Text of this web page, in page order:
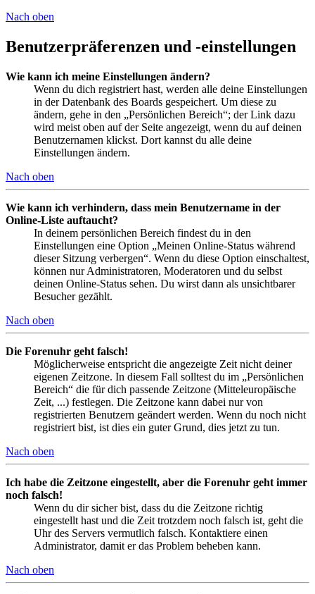
Nach oben
Benutzerpräferenzen und -einstellungen
Wie kann ich meine Einstellungen ändern?
Wenn du dich registriert hast, werden alle deine Einstellungen
in der Datenbank des Boards gespeichert. Um diese zu
ändern, gehe in den „Persönlichen Bereich“; der Link dazu
wird meist oben auf der Seite angezeigt, wenn du auf deinen
Benutzernamen klickst. Dort kannst du alle deine
Einstellungen ändern.
Nach oben
Wie kann ich verhindern, dass mein Benutzername in der
Online-Liste auftaucht?
In deinem persönlichen Bereich findest du in den
Einstellungen eine Option „Meinen Online-Status während
dieser Sitzung verbergen“. Wenn du diese Option einschaltest,
können nur Administratoren, Moderatoren und du selbst
deinen Online-Status sehen. Du wirst dann als unsichtbarer
Besucher gezählt.
Nach oben
Die Forenuhr geht falsch!
Möglicherweise entspricht die angezeigte Zeit nicht deiner
eigenen Zeitzone. In diesem Fall solltest du im „Persönlichen
Bereich“ die für dich passende Zeitzone (Mitteleuropäische
Zeit, ...) festlegen. Die Zeitzone kann dabei nur von
registrierten Benutzern geändert werden. Wenn du noch nicht
registriert bist, ist dies ein guter Grund, dies jetzt zu tun.
Nach oben
Ich habe die Zeitzone eingestellt, aber die Forenuhr geht immer
noch falsch!
Wenn du dir sicher bist, dass du die Zeitzone richtig
eingestellt hast und die Zeit trotzdem noch falsch ist, geht die
Uhr des Servers vermutlich falsch. Kontaktiere einen
Administrator, damit er das Problem beheben kann.
Nach oben